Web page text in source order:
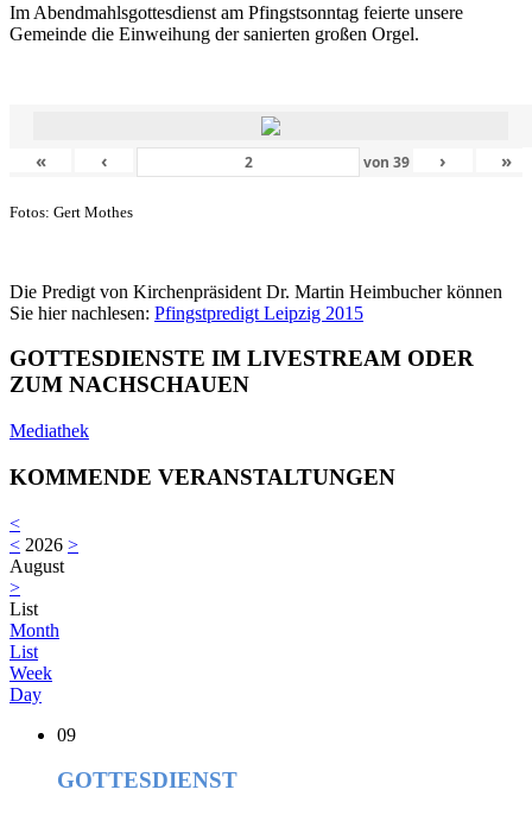
Im Abendmahlsgottesdienst am Pfingstsonntag feierte unsere
Gemeinde die Einweihung der sanierten großen Orgel.
« ‹ von39 › »
Fotos: Gert Mothes
Die Predigt von Kirchenpräsident Dr. Martin Heimbucher können
Sie hier nachlesen: Pfingstpredigt Leipzig 2015
GOTTESDIENSTE IM LIVESTREAM ODER
ZUM NACHSCHAUEN
Mediathek
KOMMENDE VERANSTALTUNGEN
<
< 2026 >
August
>
List
Month
List
Week
Day
09
GOTTESDIENST